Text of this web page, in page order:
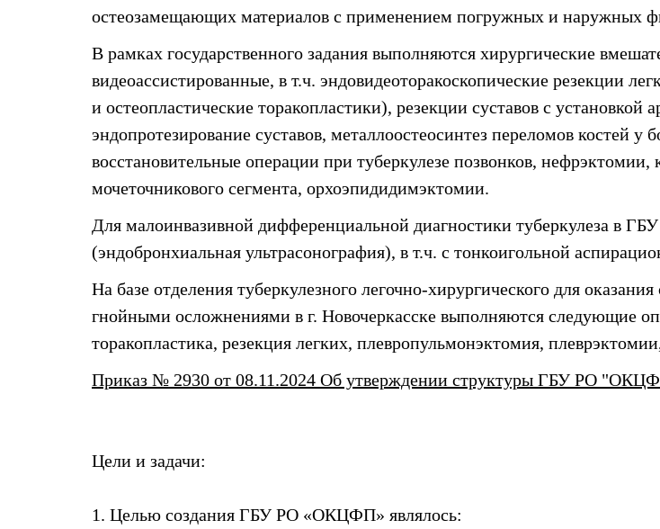
остеозамещающих материалов с применением погружных и наружных
В рамках государственного задания выполняются хирургические
видеоассистированные, в т.ч. эндовидеоторакоскопические резекции
и остеопластические торакопластики), резекции суставов с
эндопротезирование суставов, металлоостеосинтез переломов костей
восстановительные операции при туберкулезе позвонков,
мочеточникового сегмента, орхоэпидидимэктомии.
Для малоинвазивной дифференциальной диагностики туберкулеза в
(эндобронхиальная ультрасонография), в т.ч. с тонкоигольной
На базе отделения туберкулезного легочно-хирургического для
гнойными осложнениями в г. Новочеркасске выполняются следующие
торакопластика, резекция легких, плевропульмонэктомия,
Приказ № 2930 от 08.11.2024 Об утверждении структуры ГБУ РО
Цели и задачи:
1. Целью создания ГБУ РО «ОКЦФП» являлось: